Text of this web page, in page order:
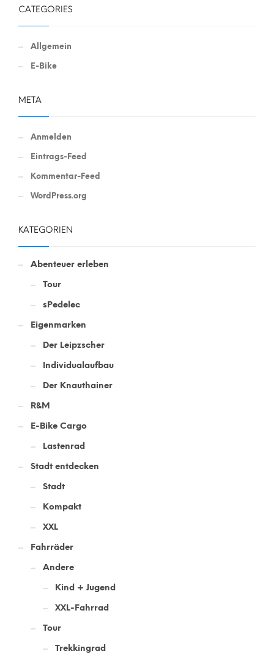
CATEGORIES
Allgemein
E-Bike
META
Anmelden
Eintrags-Feed
Kommentar-Feed
WordPress.org
KATEGORIEN
Abenteuer erleben
Tour
sPedelec
Eigenmarken
Der Leipzscher
Individualaufbau
Der Knauthainer
R&M
E-Bike Cargo
Lastenrad
Stadt entdecken
Stadt
Kompakt
XXL
Fahrräder
Andere
Kind + Jugend
XXL-Fahrrad
Tour
Trekkingrad